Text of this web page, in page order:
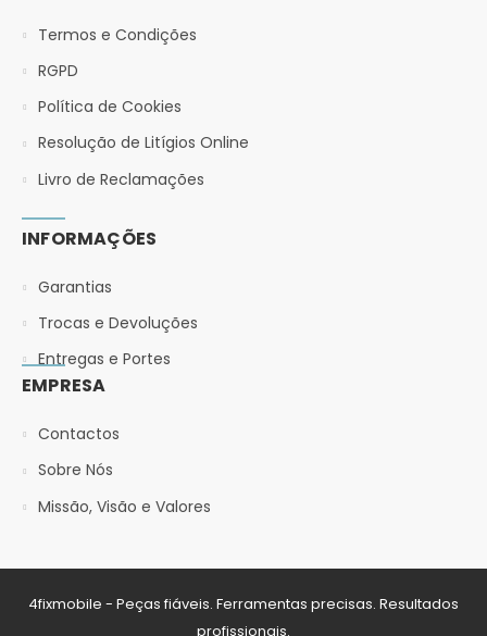
Termos e Condições
RGPD
Política de Cookies
Resolução de Litígios Online
Livro de Reclamações
INFORMAÇÕES
Garantias
Trocas e Devoluções
Entregas e Portes
EMPRESA
Contactos
Sobre Nós
Missão, Visão e Valores
4fixmobile - Peças fiáveis. Ferramentas precisas. Resultados
profissionais.